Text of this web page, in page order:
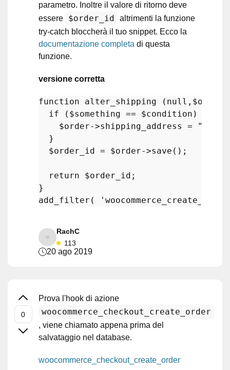
parametro. Inoltre il valore di ritorno deve
essere
$order_id
altrimenti la funzione
try-catch bloccherà il tuo snippet. Ecco la
documentazione completa di questa
funzione.
versione corretta
function alter_shipping ( null , $order
if ( $something == $condition ) {
$order->shipping_address = "..."
  }
$order_id = $order->save ();
return $order_id ;
add_filter (
RachC
113
20 ago 2019
Prova l'hook di azione
woocommerce_checkout_create_order
, viene chiamato appena prima del
salvataggio nel database.
woocommerce_checkout_create_order